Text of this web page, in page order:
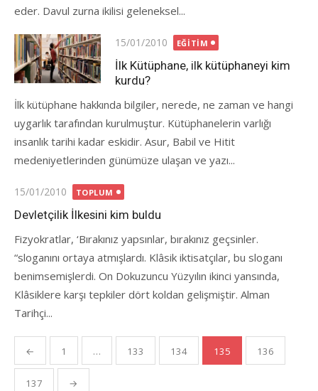
eder. Davul zurna ikilisi geleneksel...
Posted
on
15/01/2010 EĞITIM
İlk Kütüphane, ilk kütüphaneyi kim
kurdu?
İlk kütüphane hakkında bilgiler, nerede, ne zaman ve hangi
uygarlık tarafından kurulmuştur. Kütüphanelerin varlığı
insanlık tarihi kadar eskidir. Asur, Babil ve Hitit
medeniyetlerinden günümüze ulaşan ve yazı...
Posted
on
15/01/2010 TOPLUM
Devletçilik İlkesini kim buldu
Fizyokratlar, ‘Bırakınız yapsınlar, bırakınız geçsinler.
“sloganını ortaya atmışlardı. Klâsik iktisatçılar, bu sloganı
benimsemişlerdi. On Dokuzuncu Yüzyılın ikinci yansında,
Klâsiklere karşı tepkiler dört koldan gelişmiştir. Alman
Tarihçi...
Yazı
gezinmesi
← 1 … 133 134 135 136
137 →